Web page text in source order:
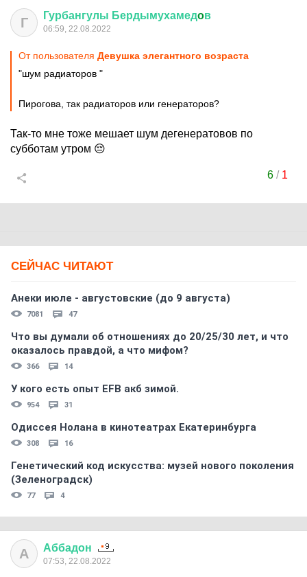
Г Гурбангулы Бердымухамедoв
06:59, 22.08.2022
От пользователя Девушка элегантного возраста
"шум радиаторов "
Пирогова, так радиаторов или генераторов?
Так-то мне тоже мешает шум дегенератовов по
субботам утром 😔
6/ 1
СЕЙЧАС ЧИТАЮТ
Анеки июле - августовские (до 9 августа)
7081 47
Что вы думали об отношениях до 20/25/30 лет, и что
оказалось правдой, а что мифом?
366 14
У кого есть опыт EFB акб зимой.
954 31
Одиссея Нолана в кинотеатрах Екатеринбурга
308 16
Генетический код искусства: музей нового поколения
(Зеленоградск)
77 4
А Аббадон
07:53, 22.08.2022